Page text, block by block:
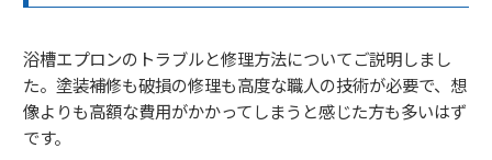
浴槽エプロンのトラブルと修理方法についてご説明しまし
た。塗装補修も破損の修理も高度な職人の技術が必要で、想
像よりも高額な費用がかかってしまうと感じた方も多いはず
です。